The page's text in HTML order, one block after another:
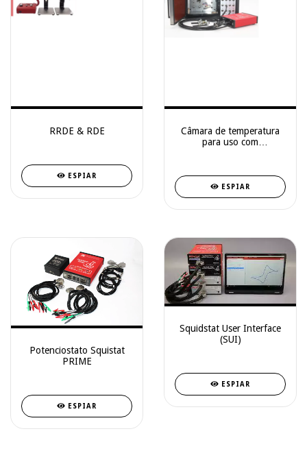
RRDE & RDE
ESPIAR
Câmara de temperatura
para uso com
ESPIAR
Potenciostato Squistat
PRIME
ESPIAR
Squidstat User Interface
(SUI)
ESPIAR